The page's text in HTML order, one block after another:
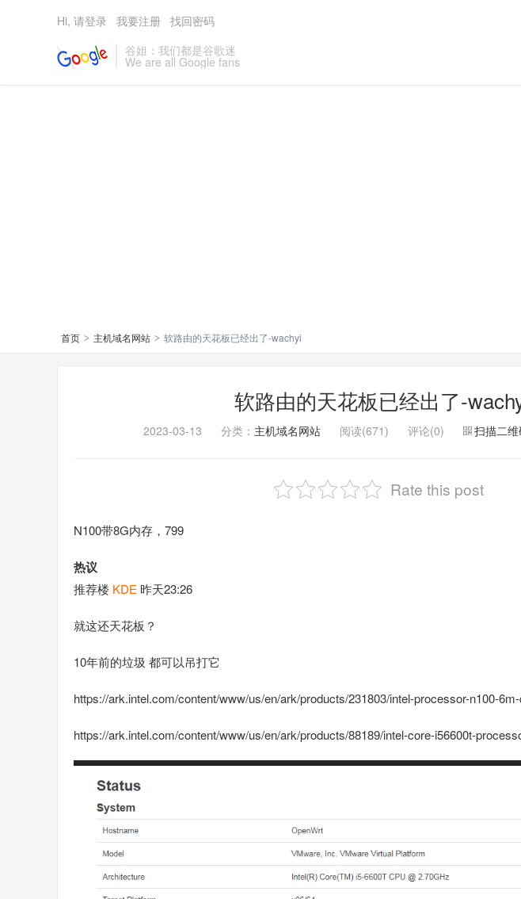
谷姐：我们都是谷歌迷
We are all Google fans
Hi, 请登录 我要注册 找回密码
首页 > 主机域名网站 > 软路由的天花板已经出了-wachyi
软路由的天花板已经出了-
2023-03-13 分类： 主机域名网站 阅读(671) 评论(0) 扫描二维
Rate this post
N100带8G内存，799
热议
推荐楼 KDE 昨天23:26
就这还天花板？
10年前的垃圾 都可以吊打它
https://ark.intel.com/content/www/us/en/ark/products/231803/intel-processor-n100-
https://ark.intel.com/content/www/us/en/ark/products/88189/intel-core-i56600t-